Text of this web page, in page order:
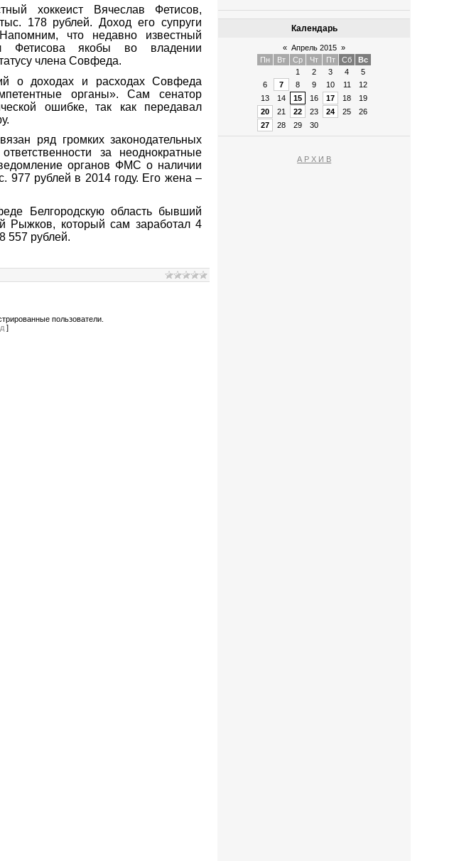
хоккеист Вячеслав Фетисов,
178 рублей. Доход его супруги
что недавно известный
Фетисова якобы во владении
члена Совфеда.
о доходах и расходах Совфеда
органы». Сам сенатор
ошибке, так как передавал
ряд громких законодательных
за неоднократные
органов ФМС о наличии
977 рублей в 2014 году. Его жена –
Белгородскую область бывший
Рыжков, который сам заработал 4
557 рублей.
пользователи.
]
Календарь
« Апрель 2015 »
Пн
Вт Ср Чт Пт Сб
Вс
1
2 3 4
5
6
7 8 9 10 11
12
13
14 15 16 17 18
19
20
21 22 23 24 25
26
27
28 29 30
А Р Х И В